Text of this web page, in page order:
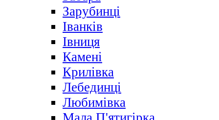
Зарубинці
Іванків
Івниця
Камені
Крилівка
Лебединці
Любимівка